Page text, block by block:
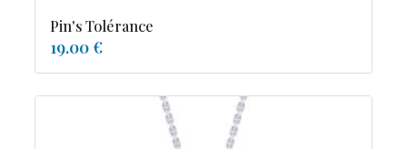
Pin's Tolérance
19.00 €